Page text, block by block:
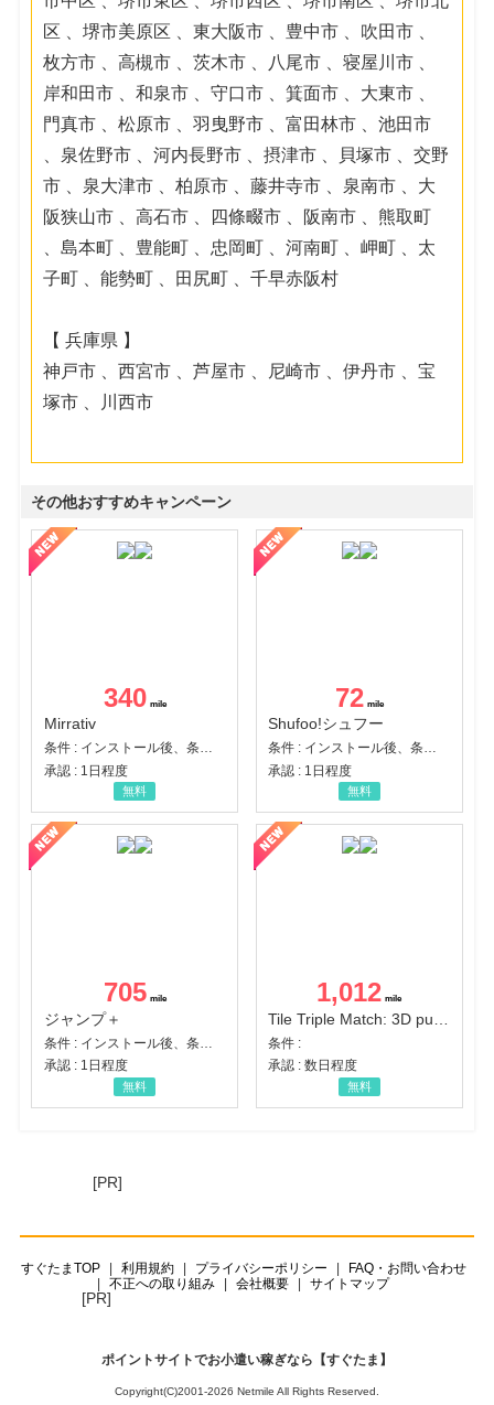
区 、堺市美原区 、東大阪市 、豊中市 、吹田市 、
枚方市 、高槻市 、茨木市 、八尾市 、寝屋川市 、
岸和田市 、和泉市 、守口市 、箕面市 、大東市 、
門真市 、松原市 、羽曳野市 、富田林市 、池田市
、泉佐野市 、河内長野市 、摂津市 、貝塚市 、交野
市 、泉大津市 、柏原市 、藤井寺市 、泉南市 、大
阪狭山市 、高石市 、四條畷市 、阪南市 、熊取町
、島本町 、豊能町 、忠岡町 、河南町 、岬町 、太
子町 、能勢町 、田尻町 、千早赤阪村
【 兵庫県 】
神戸市 、西宮市 、芦屋市 、尼崎市 、伊丹市 、宝
塚市 、川西市
その他おすすめキャンペーン
340
Mirrativ
条件 : インストール後、条件達成
承認 : 1日程度
無料
72
Shufoo!シュフー
条件 : インストール後、条件達成
承認 : 1日程度
無料
705
ジャンプ＋
承認 : 1日程度
無料
1,012
条件 :
承認 : 数日程度
無料
[PR]
すぐたまTOP 利用規約 プライバシーポリシー
FAQ・お問い合わせ
不正への取り組み
会社概要 サイトマップ
[PR]
ポイントサイトでお小遣い稼ぎなら【すぐたま】
Copyright(C)2001-2026 Netmile All Rights Reserved.